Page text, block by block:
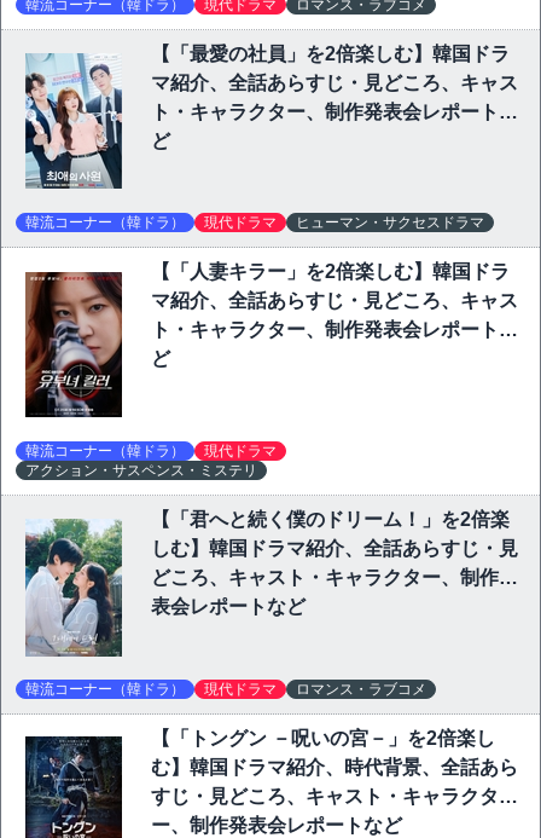
韓流コーナー（韓ドラ） 現代ドラマ ロマンス・ラブコメ
【「最愛の社員」を2倍楽しむ】韓国ドラ
マ紹介、全話あらすじ・見どころ、キャス
ト・キャラクター、制作発表会レポートな
ど
韓流コーナー（韓ドラ） 現代ドラマ ヒューマン・サクセスドラマ
【「人妻キラー」を2倍楽しむ】韓国ドラ
マ紹介、全話あらすじ・見どころ、キャス
ト・キャラクター、制作発表会レポートな
ど
韓流コーナー（韓ドラ）
現代ドラマ
アクション・サスペンス・ミステリ
【「君へと続く僕のドリーム！」を2倍楽
しむ】韓国ドラマ紹介、全話あらすじ・見
どころ、キャスト・キャラクター、制作発
表会レポートなど
韓流コーナー（韓ドラ） 現代ドラマ ロマンス・ラブコメ
【「トングン －呪いの宮－」を2倍楽し
む】韓国ドラマ紹介、時代背景、全話あら
すじ・見どころ、キャスト・キャラクタ
ー、制作発表会レポートなど